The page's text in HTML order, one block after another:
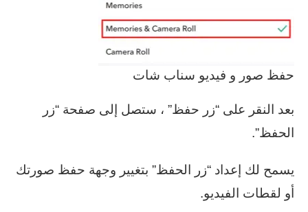
حفظ صور و فيديو سناب شات
بعد النقر على “زر حفظ” ، ستصل إلى صفحة “زر
الحفظ”.
يسمح لك إعداد “زر الحفظ” بتغيير وجهة حفظ صورتك
أو لقطات الفيديو.